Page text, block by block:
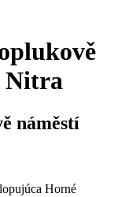
Nitra
náměstí
Horné